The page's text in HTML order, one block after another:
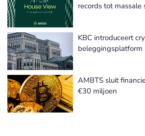
records tot
KBC introduceert
beleggingsplatform
AMBTS sluit
€30 miljoen